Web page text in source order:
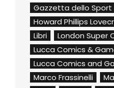
Gazzetta dello Sport
Howard Phillips
Libri
London Super
Lucca Comics &
Lucca Comics and
Marco Frassinelli